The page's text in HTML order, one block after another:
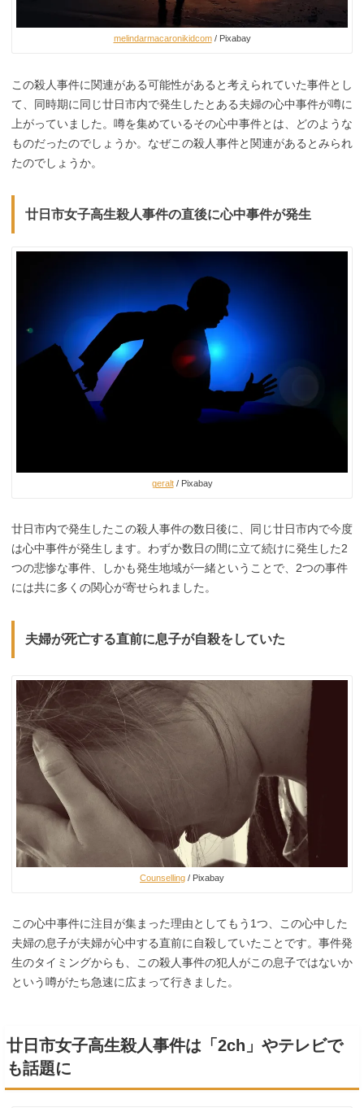
melindarmacaronikidcom/ Pixabay
この殺人事件に関連がある可能性があると考えられていた事件とし
て、同時期に同じ廿日市内で発生したとある夫婦の心中事件が噂に
上がっていました。噂を集めているその心中事件とは、どのような
ものだったのでしょうか。なぜこの殺人事件と関連があるとみられ
たのでしょうか。
廿日市女子高生殺人事件の直後に心中事件が発生
geralt/ Pixabay
廿日市内で発生したこの殺人事件の数日後に、同じ廿日市内で今度
は心中事件が発生します。わずか数日の間に立て続けに発生した2
つの悲惨な事件、しかも発生地域が一緒ということで、2つの事件
には共に多くの関心が寄せられました。
夫婦が死亡する直前に息子が自殺をしていた
Counselling / Pixabay
この心中事件に注目が集まった理由としてもう1つ、この心中した
夫婦の息子が夫婦が心中する直前に自殺していたことです。事件発
生のタイミングからも、この殺人事件の犯人がこの息子ではないか
という噂がたち急速に広まって行きました。
廿日市女子高生殺人事件は「2ch」やテレビで
も話題に